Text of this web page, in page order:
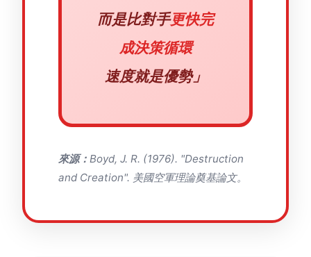
而是比對手更快完
成決策循環
速度就是優勢」
來源： Boyd, J. R. (1976). "Destruction
and Creation". 美國空軍理論奠基論文。